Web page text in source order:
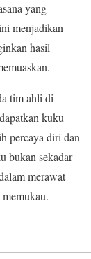
yang
menjadikan
hasil
tim ahli di
kuku
percaya diri dan
bukan sekadar
merawat